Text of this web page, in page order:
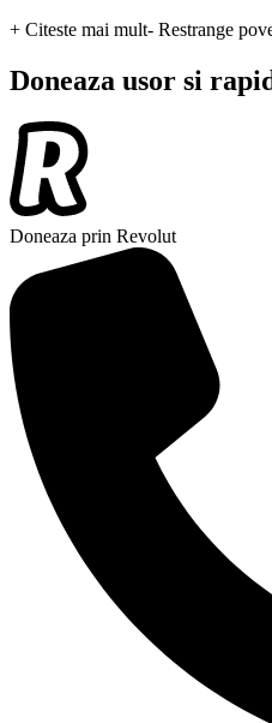
+ Citeste mai mult- Restrange
Doneaza usor si
Doneaza prin Revolut